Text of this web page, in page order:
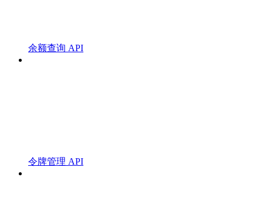
余额查询 API
令牌管理 API